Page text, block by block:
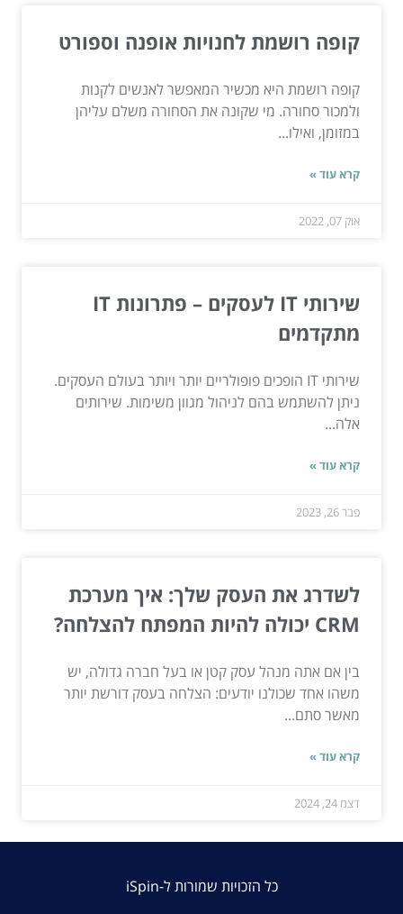
קופה רושמת לחנויות אופנה וספורט
קופה רושמת היא מכשיר המאפשר לאנשים לקנות
ולמכור סחורה. מי שקונה את הסחורה משלם עליהן
במזומן, ואילו...
קרא עוד »
אוק 07, 2022
שירותי IT לעסקים – פתרונות IT
מתקדמים
שירותי IT הופכים פופולריים יותר ויותר בעולם העסקים.
ניתן להשתמש בהם לניהול מגוון משימות. שירותים
אלה...
קרא עוד »
פבר 26, 2023
לשדרג את העסק שלך: איך מערכת
CRM יכולה להיות המפתח להצלחה?
בין אם אתה מנהל עסק קטן או בעל חברה גדולה, יש
משהו אחד שכולנו יודעים: הצלחה בעסק דורשת יותר
מאשר סתם...
קרא עוד »
דצמ 24, 2024
כל הזכויות שמורות ל-iSpin